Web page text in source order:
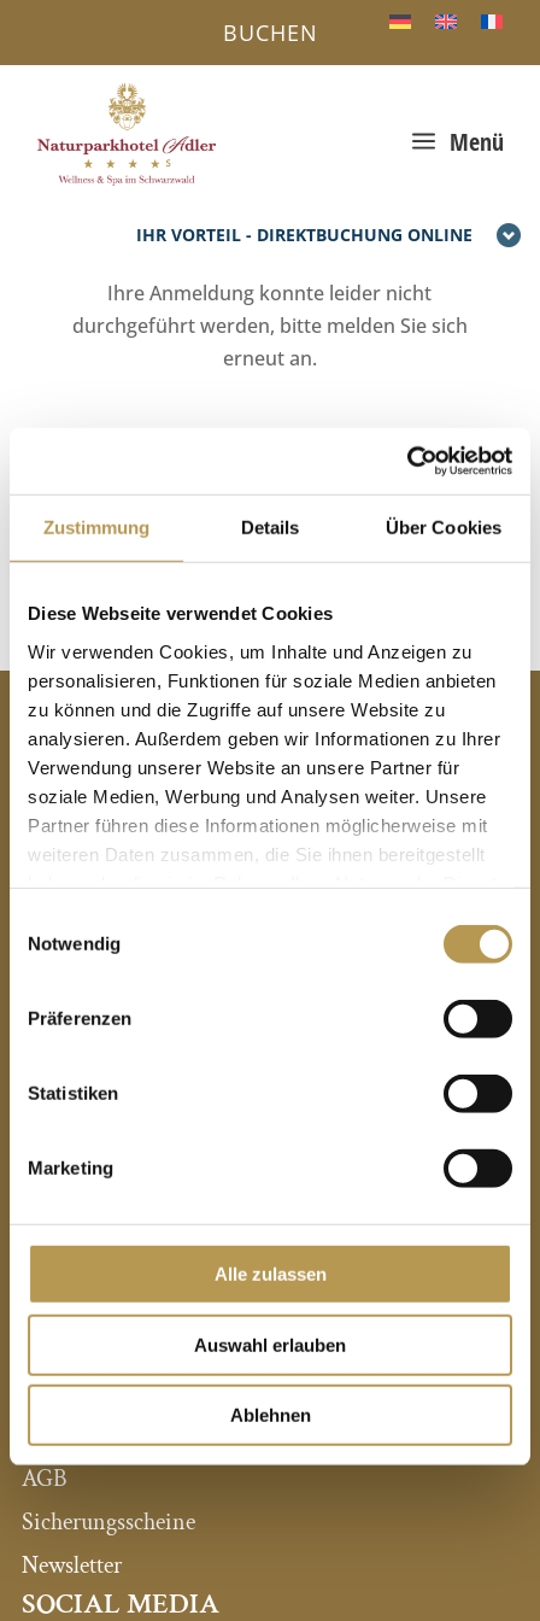
Zustimmung Details Über Cookies
Diese Webseite verwendet Cookies
Wir verwenden Cookies, um Inhalte und Anzeigen zu
personalisieren, Funktionen für soziale Medien anbieten
zu können und die Zugriffe auf unsere Website zu
analysieren. Außerdem geben wir Informationen zu Ihrer
Verwendung unserer Website an unsere Partner für
soziale Medien, Werbung und Analysen weiter. Unsere
Partner führen diese Informationen möglicherweise mit
weiteren Daten zusammen, die Sie ihnen bereitgestellt
Notwendig
Präferenzen
Statistiken
Marketing
Alle zulassen
Auswahl erlauben
Ablehnen
IHR VORTEIL - DIREKTBUCHUNG ONLINE
a Menü
BUCHEN
Ihre Anmeldung konnte leider nicht
durchgeführt werden, bitte melden Sie sich
erneut an.
CONTACT
Naturparkhotel Adler St. Roman
4*S Wellnesshotel im Schwarzwald
St. Roman 14
77709 Wolfach-St. Roman
Tel.: +49 (0) 7836-93780
Alle Hotels auf einen Blick
Pressestimmen
Expansion / Neue Hotels
Intranet
Impressum
Datenschutz
AGB
Sicherungsscheine
Newsletter
SOCIAL MEDIA